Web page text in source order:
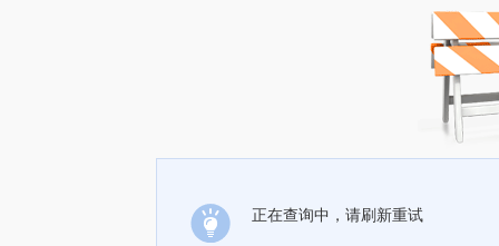
正在查询中，请刷新重试